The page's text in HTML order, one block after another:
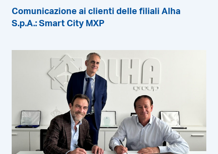
Comunicazione ai clienti delle filiali Alha
S.p.A.: Smart City MXP